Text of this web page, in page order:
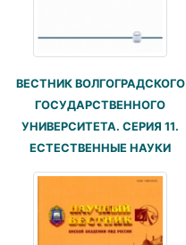
ВЕСТНИК ВОЛГОГРАДСКОГО
ГОСУДАРСТВЕННОГО
УНИВЕРСИТЕТА. СЕРИЯ 11.
ЕСТЕСТВЕННЫЕ НАУКИ